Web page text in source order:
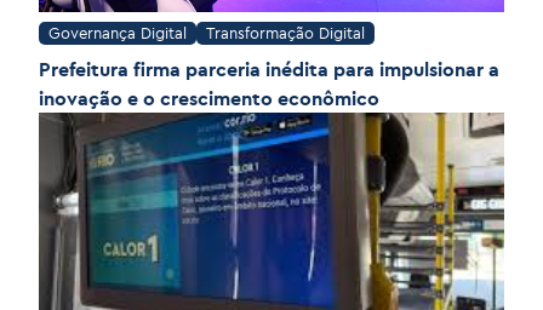
Governança Digital Transformação Digital
Prefeitura firma parceria inédita para impulsionar a
inovação e o crescimento econômico